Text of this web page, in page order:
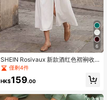
6
SHEIN Rosivaux 新款酒红色褶裥收
腰优雅女式连衣裙
僅剩4件
HK$159.00